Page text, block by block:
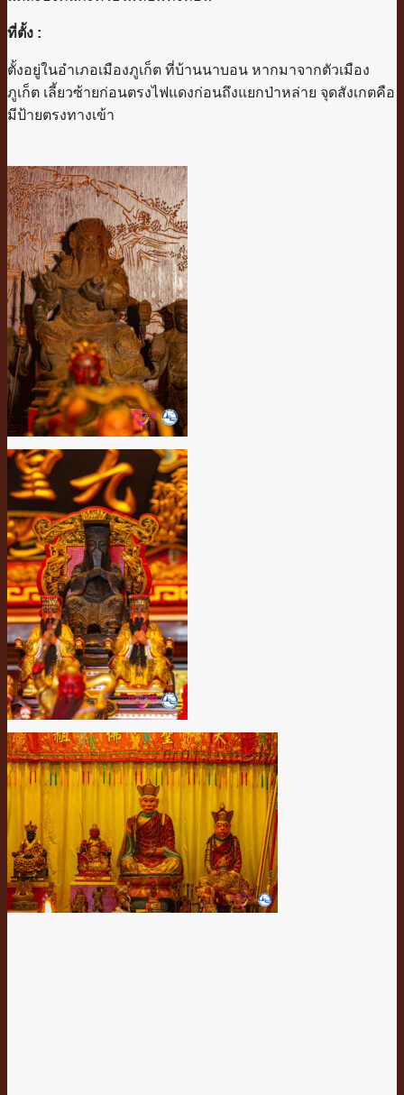
ที่ตั้ง :
ตั้งอยู่ในอำเภอเมืองภูเก็ต ที่บ้านนาบอน หากมาจากตัวเมือง
ภูเก็ต เลี้ยวซ้ายก่อนตรงไฟแดงก่อนถึงแยกป่าหล่าย จุดสังเกตคือ
มีป้ายตรงทางเข้า